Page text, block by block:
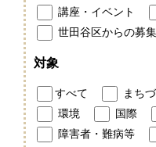
講座・イベント
世田谷区からの募集
対象
すべて まち
環境
国際
障害者・難病等